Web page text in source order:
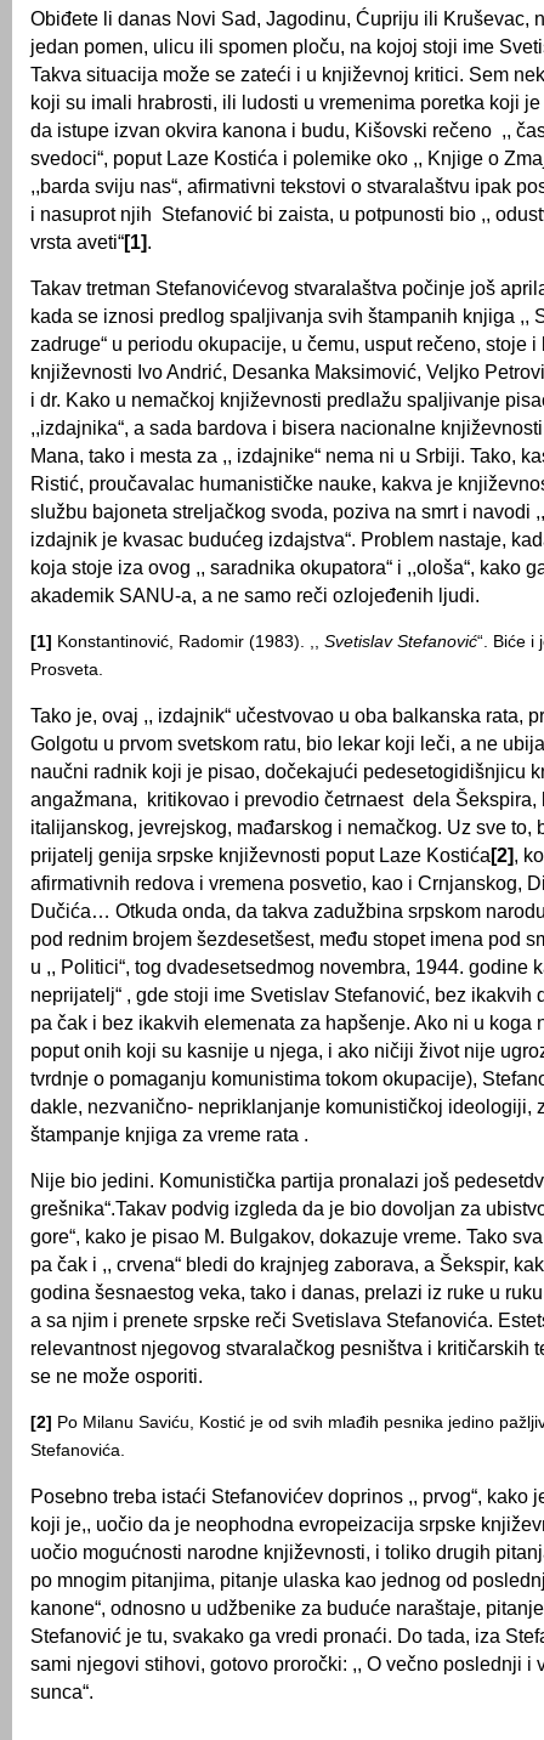
Obiđete li danas Novi Sad, Jagodinu, Ćupriju ili Kruševac,
jedan pomen, ulicu ili spomen ploču, na kojoj stoji ime
Takva situacija može se zateći i u književnoj kritici. Sem
koji su imali hrabrosti, ili ludosti u vremenima poretka koji
da istupe izvan okvira kanona i budu, Kišovski rečeno ,,
svedoci“, poput Laze Kostića i polemike oko ,, Knjige o
,,barda sviju nas“, afirmativni tekstovi o stvaralaštvu ipak
i nasuprot njih Stefanović bi zaista, u potpunosti bio ,,
vrsta aveti“[1].
Takav tretman Stefanovićevog stvaralaštva počinje još
kada se iznosi predlog spalјivanja svih štampanih knjiga ,,
zadruge“ u periodu okupacije, u čemu, usput rečeno, stoje
književnosti Ivo Andrić, Desanka Maksimović, Velјko
i dr. Kako u nemačkoj književnosti predlažu spalјivanje
,,izdajnika“, a sada bardova i bisera nacionalne
Mana, tako i mesta za ,, izdajnike“ nema ni u Srbiji. Tako,
Ristić, proučavalac humanističke nauke, kakva je
službu bajoneta strelјačkog svoda, poziva na smrt i navodi
izdajnik je kvasac budućeg izdajstva“. Problem nastaje,
koja stoje iza ovog ,, saradnika okupatora“ i ,,ološa“, kako
akademik SANU-a, a ne samo reči ozlojeđenih lјudi.
[1] Konstantinović, Radomir (1983). ,, Svetislav Stefanović“. Biće i
Prosveta.
Tako je, ovaj ,, izdajnik“ učestvovao u oba balkanska rata,
Golgotu u prvom svetskom ratu, bio lekar koji leči, a ne
naučni radnik koji je pisao, dočekajući pedesetogidišnjicu
angažmana, kritikovao i prevodio četrnaest dela Šekspira,
italijanskog, jevrejskog, mađarskog i nemačkog. Uz sve to,
prijatelј genija srpske književnosti poput Laze Kostića[2],
afirmativnih redova i vremena posvetio, kao i Crnjanskog,
Dučića… Otkuda onda, da takva zadužbina srpskom
pod rednim brojem šezdesetšest, među stopet imena pod
u ,, Politici“, tog dvadesetsedmog novembra, 1944. godine
neprijatelј“ , gde stoji ime Svetislav Stefanović, bez ikakvih
pa čak i bez ikakvih elemenata za hapšenje. Ako ni u koga
poput onih koji su kasnije u njega, i ako ničiji život nije
tvrdnje o pomaganju komunistima tokom okupacije),
dakle, nezvanično- nepriklanjanje komunističkoj ideologiji,
štampanje knjiga za vreme rata .
Nije bio jedini. Komunistička partija pronalazi još
grešnika“.Takav podvig izgleda da je bio dovolјan za
gore“, kako je pisao M. Bulgakov, dokazuje vreme. Tako
pa čak i ,, crvena“ bledi do krajnjeg zaborava, a Šekspir,
godina šesnaestog veka, tako i danas, prelazi iz ruke u
a sa njim i prenete srpske reči Svetislava Stefanovića.
relevantnost njegovog stvaralačkog pesništva i kritičarskih
se ne može osporiti.
[2] Po Milanu Saviću, Kostić je od svih mlađih pesnika jedino
Stefanovića.
Posebno treba istaći Stefanovićev doprinos ,, prvog“, kako
koji je,, uočio da je neophodna evropeizacija srpske
uočio mogućnosti narodne književnosti, i toliko drugih
po mnogim pitanjima, pitanje ulaska kao jednog od
kanone“, odnosno u udžbenike za buduće naraštaje,
Stefanović je tu, svakako ga vredi pronaći. Do tada, iza
sami njegovi stihovi, gotovo proročki: ,, O večno poslednji i
sunca“.